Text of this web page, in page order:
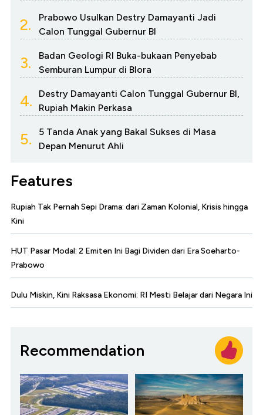
2.
Prabowo Usulkan Destry Damayanti Jadi
Calon Tunggal Gubernur BI
3.
Badan Geologi RI Buka-bukaan Penyebab
Semburan Lumpur di Blora
4.
Destry Damayanti Calon Tunggal Gubernur BI,
Rupiah Makin Perkasa
5.
5 Tanda Anak yang Bakal Sukses di Masa
Depan Menurut Ahli
Features
Rupiah Tak Pernah Sepi Drama: dari Zaman Kolonial, Krisis hingga
Kini
HUT Pasar Modal: 2 Emiten Ini Bagi Dividen dari Era Soeharto-
Prabowo
Dulu Miskin, Kini Raksasa Ekonomi: RI Mesti Belajar dari Negara Ini
Recommendation